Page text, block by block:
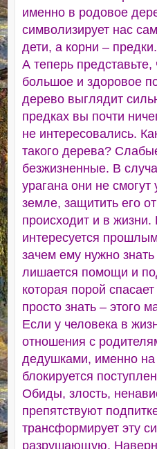
именно в родовое
символизирует нас
дети, а корни – предки.
А теперь
большое и здоровое
дерево выглядит
предках вы почти
не интересовались.
такого дерева?
безжизненные. В
урагана они не
земле, защитить его
происходит и в жизни.
интересуется
зачем ему нужно
лишается помощи и
которая порой
просто знать – этого
Если у человека в
отношения с
дедушками, именно на
блокируется
Обиды, злость,
препятствуют
трансформирует эту
разрушающую.